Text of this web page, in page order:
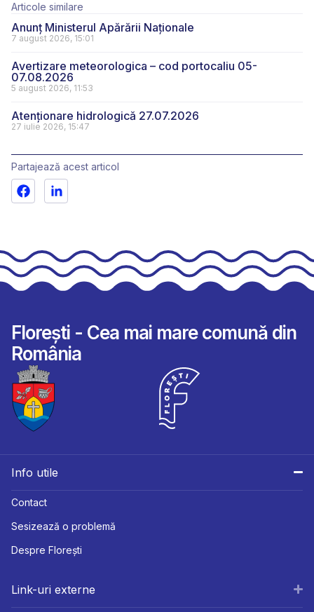
Articole similare
Anunț Ministerul Apărării Naționale
7 august 2026, 15:01
Avertizare meteorologica – cod portocaliu 05-
07.08.2026
5 august 2026, 11:53
Atenționare hidrologică 27.07.2026
27 iulie 2026, 15:47
Partajează acest articol
Florești - Cea mai mare comună din
România
Info utile
Contact
Sesizează o problemă
Despre Florești
Link-uri externe